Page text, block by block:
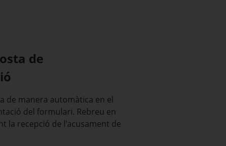
de
de manera automàtica en el
del formulari. Rebreu en
la recepció de l'acusament de